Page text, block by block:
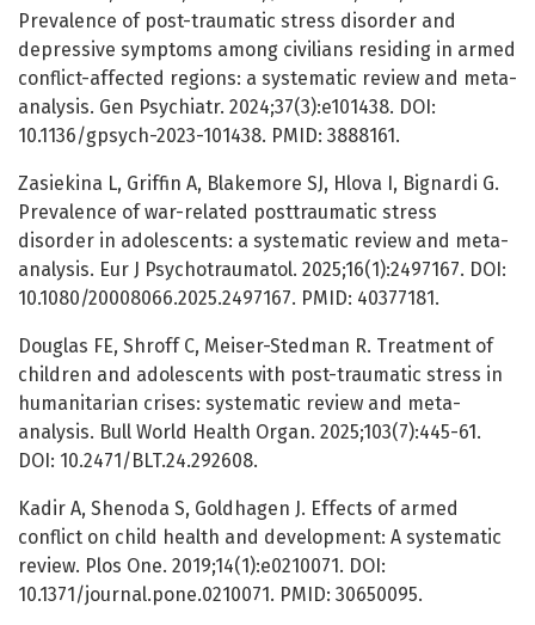
Prevalence of post-traumatic stress disorder and
depressive symptoms among civilians residing in armed
conflict-affected regions: a systematic review and meta-
analysis. Gen Psychiatr. 2024;37(3):e101438. DOI:
10.1136/gpsych-2023-101438. PMID: 3888161.
Zasiekina L, Griffin A, Blakemore SJ, Hlova I, Bignardi G.
Prevalence of war-related posttraumatic stress
disorder in adolescents: a systematic review and meta-
analysis. Eur J Psychotraumatol. 2025;16(1):2497167. DOI:
10.1080/20008066.2025.2497167. PMID: 40377181.
Douglas FE, Shroff C, Meiser-Stedman R. Treatment of
children and adolescents with post-traumatic stress in
humanitarian crises: systematic review and meta-
analysis. Bull World Health Organ. 2025;103(7):445-61.
DOI: 10.2471/BLT.24.292608.
Kadir A, Shenoda S, Goldhagen J. Effects of armed
conflict on child health and development: A systematic
review. Plos One. 2019;14(1):e0210071. DOI:
10.1371/journal.pone.0210071. PMID: 30650095.